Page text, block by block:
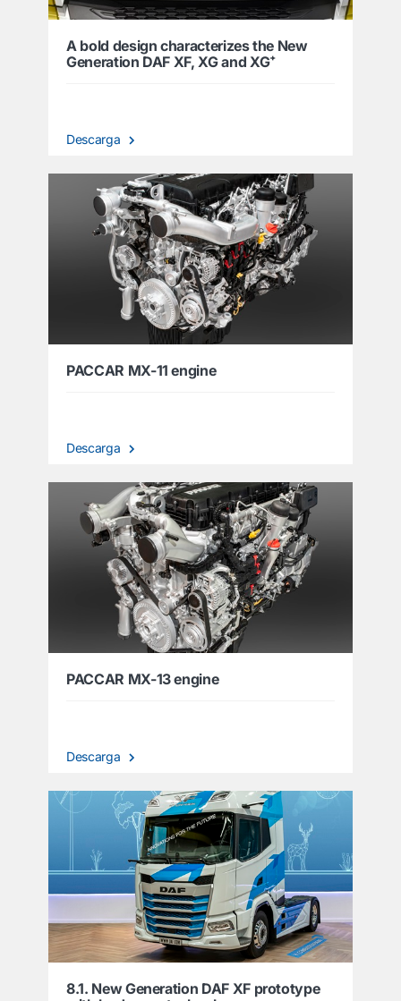
A bold design characterizes the New
Generation DAF XF, XG and XG⁺
Descarga
PACCAR MX-11 engine
Descarga
PACCAR MX-13 engine
Descarga
8.1. New Generation DAF XF prototype